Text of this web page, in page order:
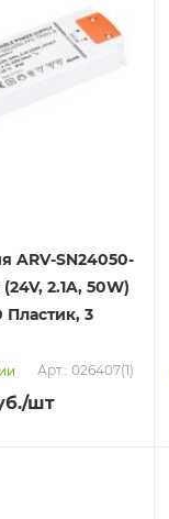
ARV-SN24050-
2.1A, 50W)
3
Арт.: 026407(1)
/шт